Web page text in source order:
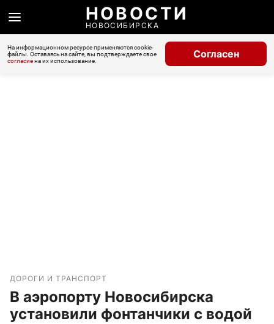
НОВОСТИ
НОВОСИБИРСКА
На информационном ресурсе применяются cookie-
файлы. Оставаясь на сайте, вы подтверждаете свое
согласиена их использование.
Согласен
ДОРОГИ И ТРАНСПОРТ
В аэропорту Новосибирска
установили фонтанчики с водой